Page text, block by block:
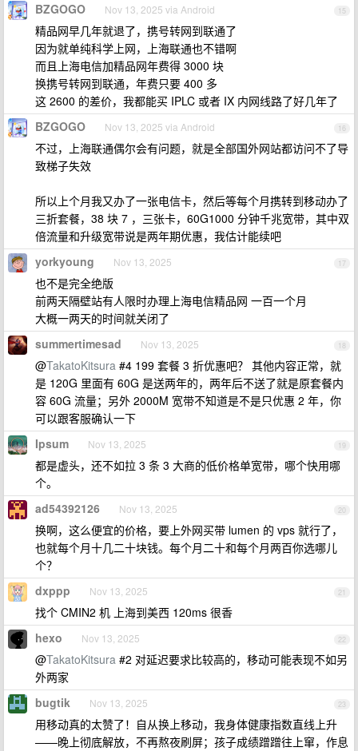
15
BZGOGO Nov 13, 2025 via Android
精品网早几年就退了，携号转网到联通了
因为就单纯科学上网，上海联通也不错啊
而且上海电信加精品网年费得 3000 块
换携号转网到联通，年费只要 400 多
这 2600 的差价，我都能买 IPLC 或者 IX 内网线路了好几年了
16
BZGOGO Nov 13, 2025 via Android
不过，上海联通偶尔会有问题，就是全部国外网站都访问不了导
致梯子失效
所以上个月我又办了一张电信卡，然后等每个月携转到移动办了
三折套餐，38 块 7 ，三张卡，60G1000 分钟千兆宽带，其中双
倍流量和升级宽带说是两年期优惠，我估计能续吧
17
yorkyoung Nov 13, 2025
也不是完全绝版
前两天隔壁站有人限时办理上海电信精品网 一百一个月
大概一两天的时间就关闭了
18
summertimesad Nov 13, 2025
@TakatoKitsura #4 199 套餐 3 折优惠吧？ 其他内容正常，就
是 120G 里面有 60G 是送两年的，两年后不送了就是原套餐内
容 60G 流量；另外 2000M 宽带不知道是不是只优惠 2 年，你
可以跟客服确认一下
19
Ipsum Nov 13, 2025
都是虚头，还不如拉 3 条 3 大商的低价格单宽带，哪个快用哪
个。
20
ad54392126 Nov 13, 2025
换啊，这么便宜的价格，要上外网买带 lumen 的 vps 就行了，
也就每个月十几二十块钱。每个月二十和每个月两百你选哪儿
个？
21
dxppp Nov 13, 2025
找个 CMIN2 机 上海到美西 120ms 很香
22
hexo Nov 13, 2025
@TakatoKitsura #2 对延迟要求比较高的，移动可能表现不如另
外两家
23
bugtik Nov 13, 2025
用移动真的太赞了！自从换上移动，我身体健康指数直线上升
——晚上彻底解放，不再熬夜刷屏；孩子成绩蹭蹭往上窜，作息